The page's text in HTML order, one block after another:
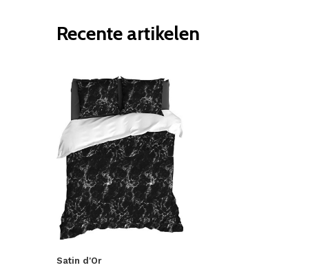
Recente artikelen
Satin d'Or